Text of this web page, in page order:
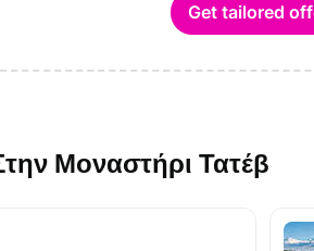
Get tailored
Μοναστήρι Τατέβ